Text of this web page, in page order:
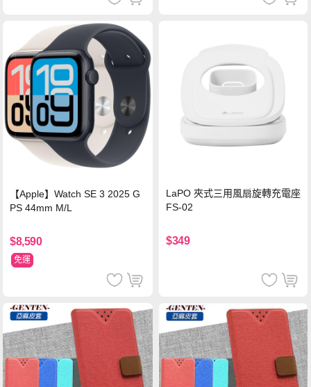
【Apple】Watch SE 3 2025 G
PS 44mm M/L
$8,590
免運
LaPO 夾式三用風扇旋轉充電座
FS-02
$349